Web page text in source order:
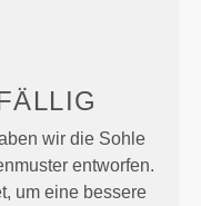
wir die Sohle
entworfen.
um eine bessere